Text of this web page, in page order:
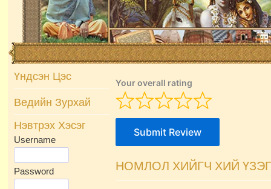
Үндсэн Цэс
Ведийн Зурхай
Нэвтрэх Хэсэг
Username
Password
Your overall rating
Submit Review
НОМЛОЛ ХИЙГЧ ХИЙ